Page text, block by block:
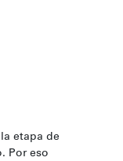
etapa de
Por eso